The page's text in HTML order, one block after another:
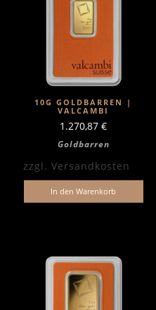
10G GOLDBARREN |
VALCAMBI
1.270,87 €
Goldbarren
zzgl. Versandkosten
In den Warenkorb